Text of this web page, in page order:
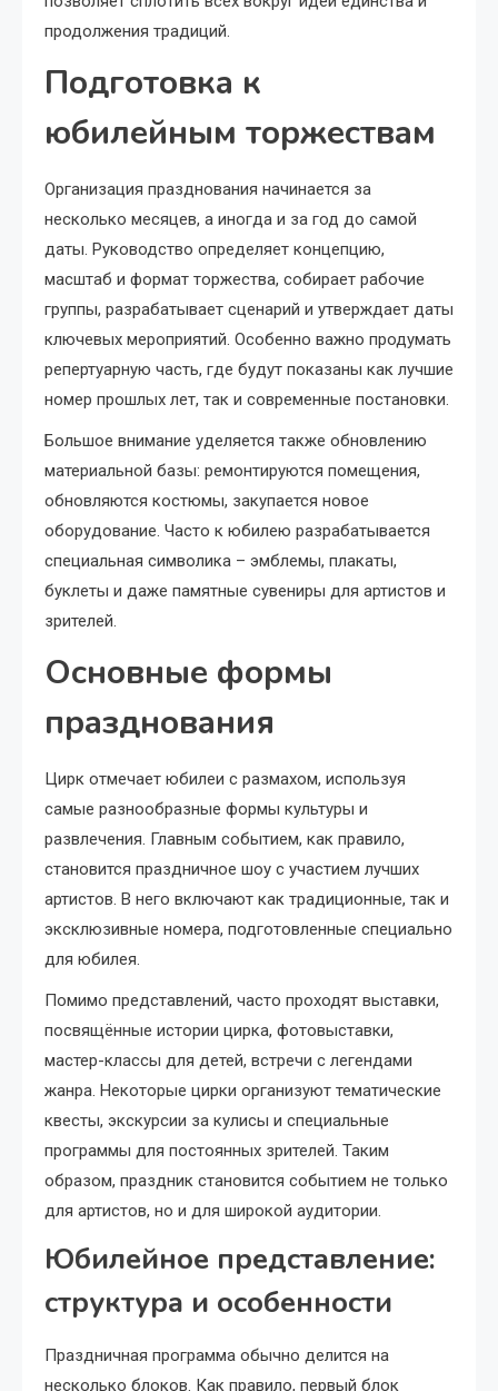
продолжения традиций.
Подготовка к
юбилейным торжествам
Организация празднования начинается за
несколько месяцев, а иногда и за год до самой
даты. Руководство определяет концепцию,
масштаб и формат торжества, собирает рабочие
группы, разрабатывает сценарий и утверждает даты
ключевых мероприятий. Особенно важно продумать
репертуарную часть, где будут показаны как лучшие
номер прошлых лет, так и современные постановки.
Большое внимание уделяется также обновлению
материальной базы: ремонтируются помещения,
обновляются костюмы, закупается новое
оборудование. Часто к юбилею разрабатывается
специальная символика – эмблемы, плакаты,
буклеты и даже памятные сувениры для артистов и
зрителей.
Основные формы
празднования
Цирк отмечает юбилеи с размахом, используя
самые разнообразные формы культуры и
развлечения. Главным событием, как правило,
становится праздничное шоу с участием лучших
артистов. В него включают как традиционные, так и
эксклюзивные номера, подготовленные специально
для юбилея.
Помимо представлений, часто проходят выставки,
посвящённые истории цирка, фотовыставки,
мастер-классы для детей, встречи с легендами
жанра. Некоторые цирки организуют тематические
квесты, экскурсии за кулисы и специальные
программы для постоянных зрителей. Таким
образом, праздник становится событием не только
для артистов, но и для широкой аудитории.
Юбилейное представление:
структура и особенности
Праздничная программа обычно делится на
несколько блоков. Как правило, первый блок